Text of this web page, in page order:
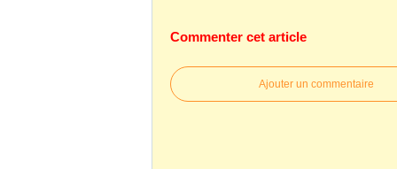
Commenter cet article
Ajouter un commentaire